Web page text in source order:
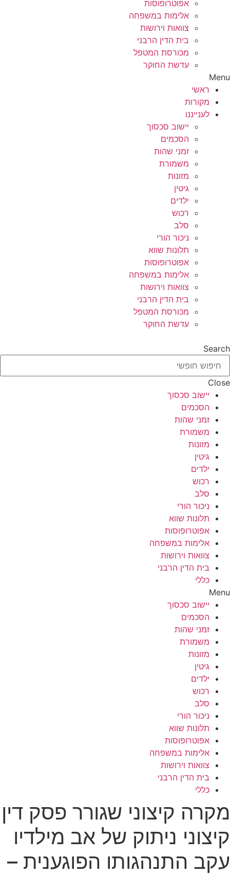
אפוטרופוסות
אלימות במשפחה
צוואות וירושות
בית הדין הרבני
מכורסת המטפל
עדשת החוקר
Menu
ראשי
מקורות
לענייננו
יישוב סכסוך
הסכמים
זמני שהות
משמורת
מזונות
גיטין
ילדים
רכוש
סלב
ניכור הורי
תלונות שווא
אפוטרופוסות
אלימות במשפחה
צוואות וירושות
בית הדין הרבני
מכורסת המטפל
עדשת החוקר
Search
Close
יישוב סכסוך
הסכמים
זמני שהות
משמורת
מזונות
גיטין
ילדים
רכוש
סלב
ניכור הורי
תלונות שווא
אפוטרופוסות
אלימות במשפחה
צוואות וירושות
בית הדין הרבני
כללי
Menu
יישוב סכסוך
הסכמים
זמני שהות
משמורת
מזונות
גיטין
ילדים
רכוש
סלב
ניכור הורי
תלונות שווא
אפוטרופוסות
אלימות במשפחה
צוואות וירושות
בית הדין הרבני
כללי
מקרה קיצוני שגורר פסק דין
קיצוני ניתוק של אב מילדיו
עקב התנהגותו הפוגענית –